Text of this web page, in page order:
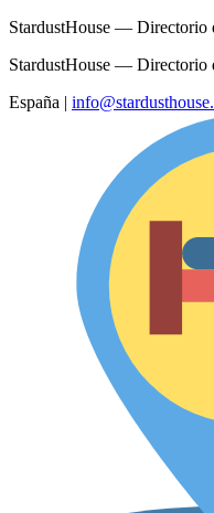
StardustHouse — Directorio
StardustHouse — Directorio
España |